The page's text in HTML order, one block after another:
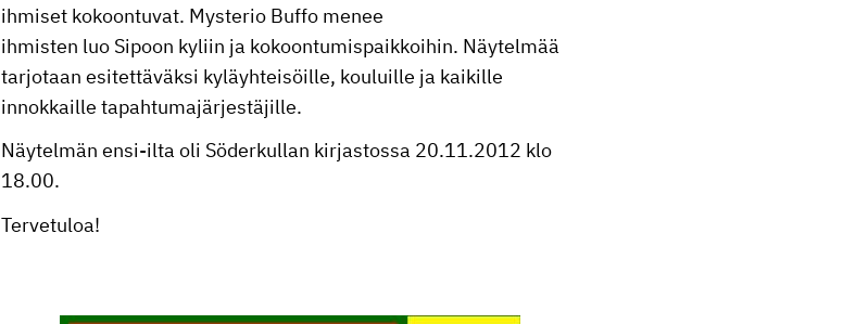
ihmiset kokoontuvat. Mysterio Buffo menee
ihmisten luo Sipoon kyliin ja kokoontumispaikkoihin. Näytelmää
tarjotaan esitettäväksi kyläyhteisöille, kouluille ja kaikille
innokkaille tapahtumajärjestäjille.
Näytelmän ensi-ilta oli Söderkullan kirjastossa 20.11.2012 klo
18.00.
Tervetuloa!